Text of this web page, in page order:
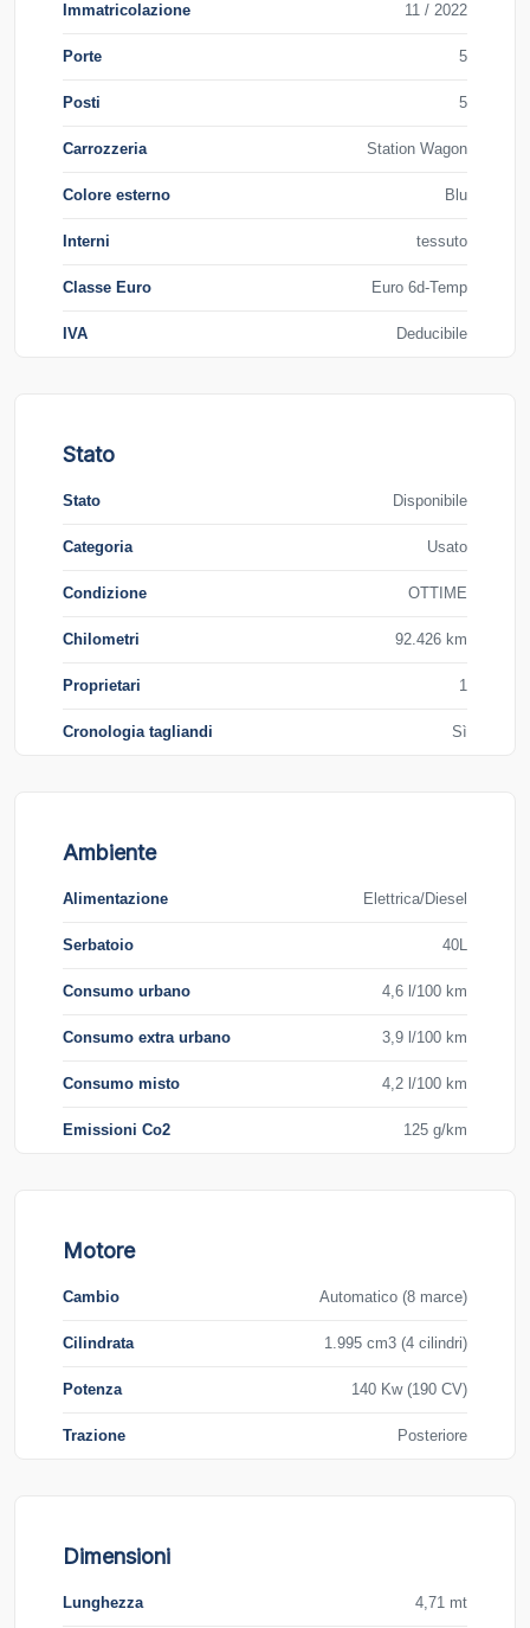
Immatricolazione 11 / 2022
Porte 5
Posti 5
Carrozzeria Station Wagon
Colore esterno Blu
Interni tessuto
Classe Euro Euro 6d-Temp
IVA Deducibile
Stato
Stato Disponibile
Categoria Usato
Condizione OTTIME
Chilometri 92.426 km
Proprietari 1
Cronologia tagliandi Sì
Ambiente
Alimentazione Elettrica/Diesel
Serbatoio 40L
Consumo urbano 4,6 l/100 km
Consumo extra urbano 3,9 l/100 km
Consumo misto 4,2 l/100 km
Emissioni Co2 125 g/km
Motore
Cambio Automatico (8 marce)
Cilindrata 1.995 cm3 (4 cilindri)
Potenza 140 Kw (190 CV)
Trazione Posteriore
Dimensioni
Lunghezza 4,71 mt